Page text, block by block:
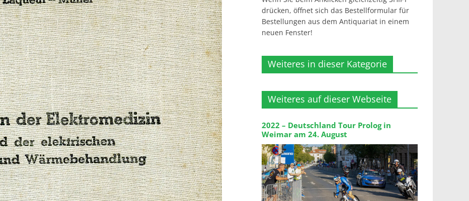
drücken, öffnet sich das Bestellformular für
Bestellungen aus dem Antiquariat in einem
neuen Fenster!
Weiteres in dieser Kategorie
Weiteres auf dieser Webseite
2022 – Deutschland Tour Prolog in
Weimar am 24. August